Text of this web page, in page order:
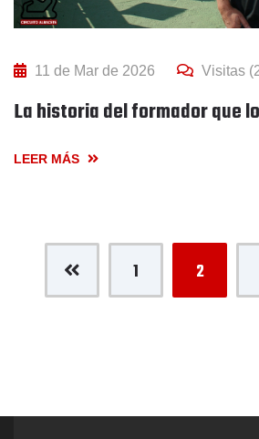
11 de Mar de 2026 Visitas
La historia del formador que
LEER MÁS
1 2